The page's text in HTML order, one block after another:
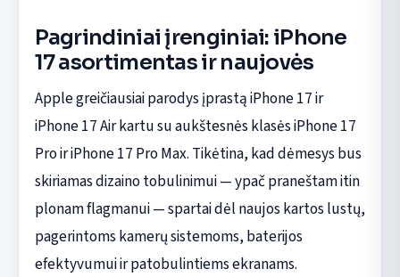
Pagrindiniai įrenginiai: iPhone
17 asortimentas ir naujovės
Apple greičiausiai parodys įprastą iPhone 17 ir
iPhone 17 Air kartu su aukštesnės klasės iPhone 17
Pro ir iPhone 17 Pro Max. Tikėtina, kad dėmesys bus
skiriamas dizaino tobulinimui — ypač praneštam itin
plonam flagmanui — spartai dėl naujos kartos lustų,
pagerintoms kamerų sistemoms, baterijos
efektyvumui ir patobulintiems ekranams.